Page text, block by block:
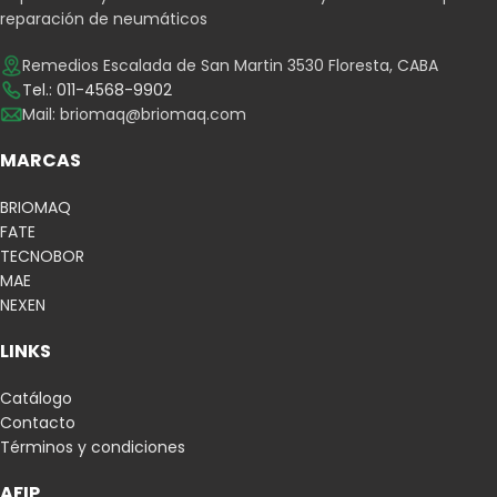
reparación de neumáticos
Remedios Escalada de San Martin 3530 Floresta, CABA
Tel.: 011-4568-9902
Mail: briomaq@briomaq.com
MARCAS
BRIOMAQ
FATE
TECNOBOR
MAE
NEXEN
LINKS
Catálogo
Contacto
Términos y condiciones